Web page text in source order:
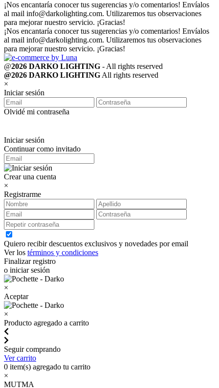
¡Nos encantaría conocer tus sugerencias y/o comentarios! Envíalos
al mail info@darkolighting.com. Utilizaremos tus observaciones
para mejorar nuestro servicio. ¡Gracias!
¡Nos encantaría conocer tus sugerencias y/o comentarios! Envíalos
al mail info@darkolighting.com. Utilizaremos tus observaciones
para mejorar nuestro servicio. ¡Gracias!
@2026 DARKO LIGHTING - All rights reserved
@2026 DARKO LIGHTINGAll rights reserved
×
Iniciar sesión
Olvidé mi contraseña
Iniciar sesión
Continuar como invitado
Crear una cuenta
×
Registrarme
Quiero recibir descuentos exclusivos y novedades por email
Ver los términos y condiciones
Finalizar registro
o iniciar sesión
×
Aceptar
×
Producto agregado a carrito
Seguir comprando
Ver carrito
0 item(s) agregado tu carrito
×
MUTMA